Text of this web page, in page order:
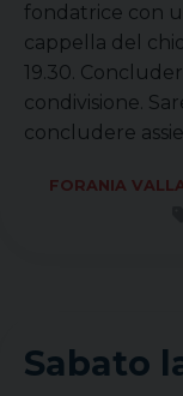
fondatrice con
cappella del
19.30.
condivisione.
concludere
FORANIA
Sabato